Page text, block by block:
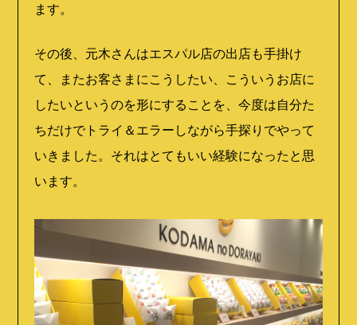
ます。
その後、元木さんはエスパル店の出店も手掛け
て、またお客さまにこうしたい、こういうお店に
したいというのを形にすることを、今度は自分た
ちだけでトライ＆エラーしながら手探りでやって
いきました。それはとてもいい経験になったと思
います。